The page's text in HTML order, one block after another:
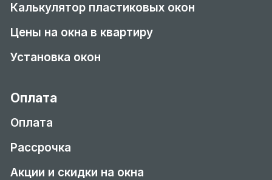
Калькулятор пластиковых окон
Цены на окна в квартиру
Установка окон
Оплата
Оплата
Рассрочка
Акции и скидки на окна